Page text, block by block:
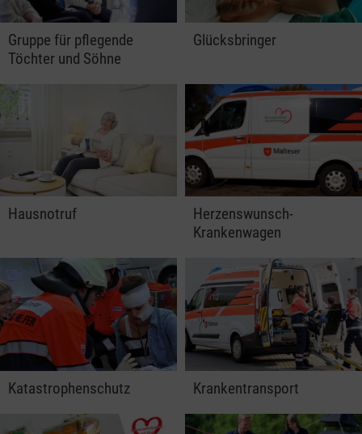
Gruppe für pflegende
Töchter und Söhne
Glücksbringer
Hausnotruf
Herzenswunsch-
Krankenwagen
Katastrophenschutz Krankentransport